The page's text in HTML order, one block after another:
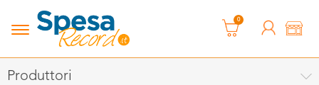
0
Produttori